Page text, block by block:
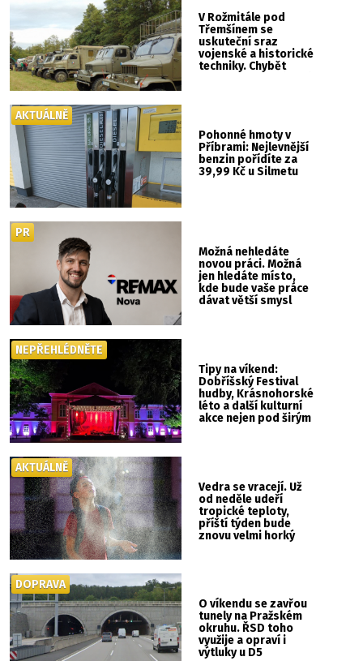
V Rožmitále pod
Třemšínem se
uskuteční sraz
vojenské a historické
techniky. Chybět
Pohonné hmoty v
Příbrami: Nejlevnější
benzin pořídíte za
39,99 Kč u Silmetu
AKTUÁLNĚ
Možná nehledáte
novou práci. Možná
jen hledáte místo,
kde bude vaše práce
dávat větší smysl
PR
Tipy na víkend:
Dobříšský Festival
hudby, Krásnohorské
léto a další kulturní
akce nejen pod širým
NEPŘEHLÉDNĚTE
Vedra se vracejí. Už
od neděle udeří
tropické teploty,
příští týden bude
znovu velmi horký
AKTUÁLNĚ
O víkendu se zavřou
tunely na Pražském
okruhu. ŘSD toho
využije a opraví i
výtluky u D5
DOPRAVA